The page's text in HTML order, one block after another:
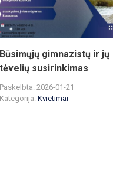
Būsimųjų gimnazistų ir jų
tėvelių susirinkimas
Paskelbta: 2026-01-21
Kategorija:Kvietimai